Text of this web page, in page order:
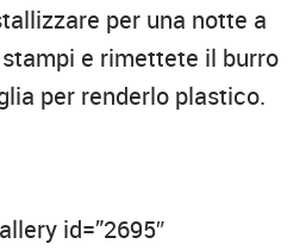
per una notte a
e rimettete il burro
per renderlo plastico.
id=”2695″